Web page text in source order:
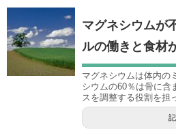
マグネシウムが
ルの働きと食材
マグネシウムは体内の
シウムの60％は骨に含
スを調整する役割を担